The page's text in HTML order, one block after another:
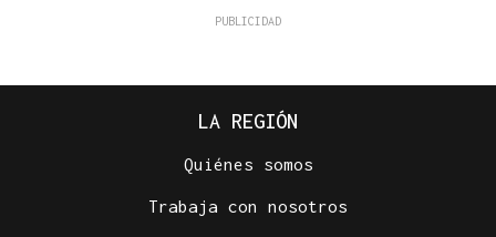
LA REGIÓN
Quiénes somos
Trabaja con nosotros